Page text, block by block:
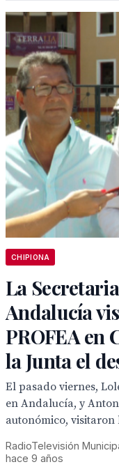
CHIPIONA
La
Andalucía
PROFEA en
la Junta el
El pasado viernes,
en Andalucía, y
autonómico, visitaron
RadioTelevisión
hace 9 años